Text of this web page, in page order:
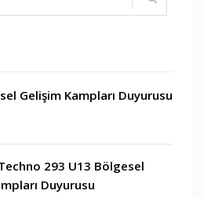
Gelişim Kampları Duyurusu
293 U13 Bölgesel
Duyurusu